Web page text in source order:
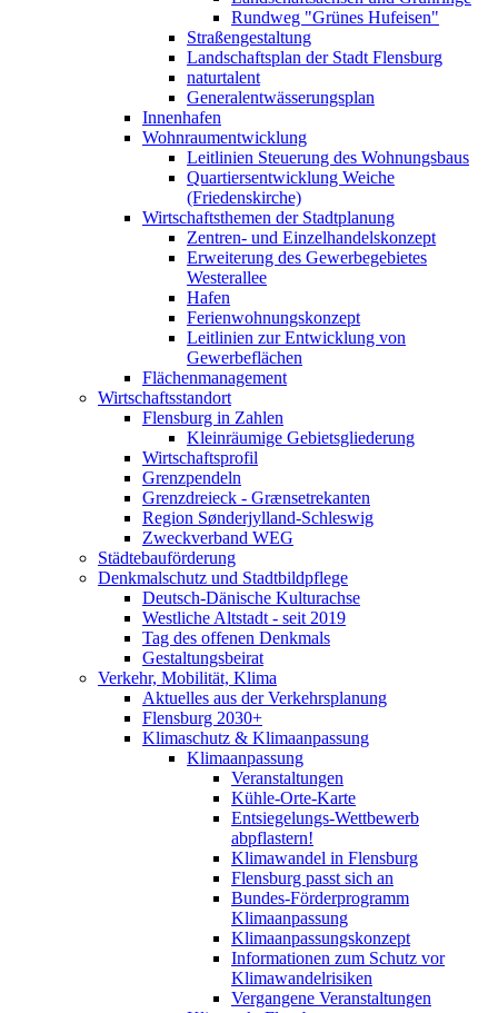
Rundweg "Grünes Hufeisen"
Straßengestaltung
Landschaftsplan der Stadt Flensburg
naturtalent
Generalentwässerungsplan
Innenhafen
Wohnraumentwicklung
Leitlinien Steuerung des Wohnungsbaus
Quartiersentwicklung Weiche
(Friedenskirche)
Wirtschaftsthemen der Stadtplanung
Zentren- und Einzelhandelskonzept
Erweiterung des Gewerbegebietes
Westerallee
Hafen
Ferienwohnungskonzept
Leitlinien zur Entwicklung von
Gewerbeflächen
Flächenmanagement
Wirtschaftsstandort
Flensburg in Zahlen
Kleinräumige Gebietsgliederung
Wirtschaftsprofil
Grenzpendeln
Grenzdreieck - Grænsetrekanten
Region Sønderjylland-Schleswig
Zweckverband WEG
Städtebauförderung
Denkmalschutz und Stadtbildpflege
Deutsch-Dänische Kulturachse
Westliche Altstadt - seit 2019
Tag des offenen Denkmals
Gestaltungsbeirat
Verkehr, Mobilität, Klima
Aktuelles aus der Verkehrsplanung
Flensburg 2030+
Klimaschutz & Klimaanpassung
Klimaanpassung
Veranstaltungen
Kühle-Orte-Karte
Entsiegelungs-Wettbewerb
abpflastern!
Klimawandel in Flensburg
Flensburg passt sich an
Bundes-Förderprogramm
Klimaanpassung
Klimaanpassungskonzept
Informationen zum Schutz vor
Klimawandelrisiken
Vergangene Veranstaltungen